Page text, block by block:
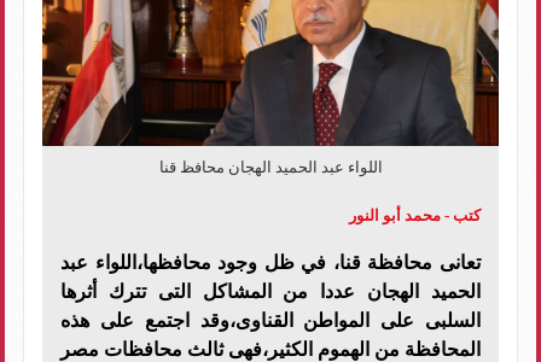
اللواء عبد الحميد الهجان محافظ قنا
كتب - محمد أبو النور
تعانى محافظة قنا، في ظل وجود محافظها،اللواء عبد
الحميد الهجان عددا من المشاكل التى تترك أثرها
السلبى على المواطن القناوى،وقد اجتمع على هذه
المحافظة من الهموم الكثير،فهى ثالث محافظات مصر